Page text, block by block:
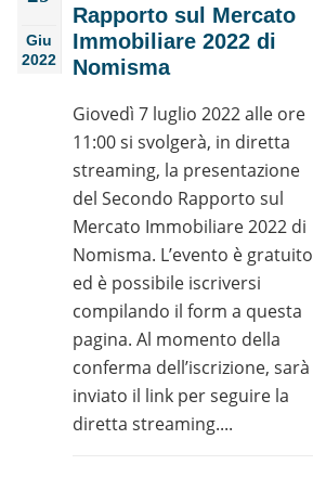
Giu
2022
Rapporto sul Mercato
Immobiliare 2022 di
Nomisma
Giovedì 7 luglio 2022 alle ore
11:00 si svolgerà, in diretta
streaming, la presentazione
del Secondo Rapporto sul
Mercato Immobiliare 2022 di
Nomisma. L’evento è gratuito
ed è possibile iscriversi
compilando il form a questa
pagina. Al momento della
conferma dell’iscrizione, sarà
inviato il link per seguire la
diretta streaming....